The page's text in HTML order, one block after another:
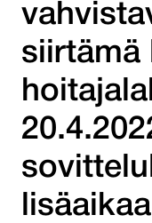
siirtämä